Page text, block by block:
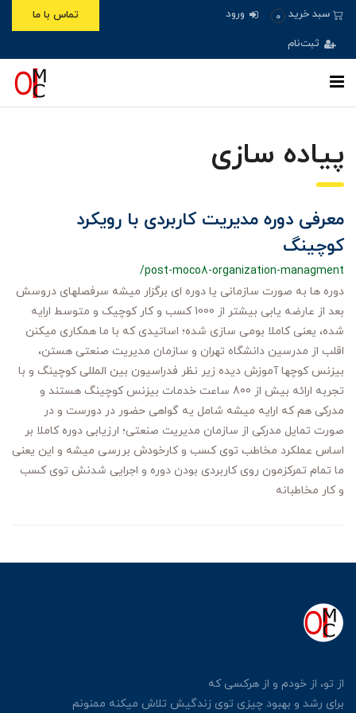
سبد خرید 0 ورود
ثبت‌نام
تماس با ما
پیاده سازی
معرفی دوره مدیریت کاربردی با رویکرد
کوچینگ
/post-moco8-organization-managment
دوره ها به صورت سازمانی یا دوره ای برگزار میشه سرفصلهای دروسش
بعد از عارضه یابی بیشتر از 1000 کسب و کار کوچیک و متوسط ارایه
شده، یعنی کاملا بومی سازی شده؛ اساتیدی که با ما همکاری میکنن
اقلب از مدرسین دانشگاه تهران و سازمان مدیریت صنعتی هستن،
بیزنس کوچها آموزش دیده زیر نظر فدراسیون بین المللی کوچینگ و با
تجربه ارائه بیش از 800 ساعت خدمات بیزنس کوچینگ هستند و
مدرکی هم که ارایه میشه شامل یه گواهی حضور در دورست و در
صورت تمایل مدرکی از سازمان مدیریت صنعتی؛ ارزیابی دوره کاملا بر
اساس عملکرد مخاطب توی کسب و کارخودش بررسی میشه و این یعنی
ما تمام تمرکزمون روی کاربردی بودن دوره و اجرایی شدنش توی کسب
و کار مخاطبانه
از تو، از خودم و از هرکسیکه
برای رشد و بهبود چیزی توی زندگیش تلاش میکنه ممنونم